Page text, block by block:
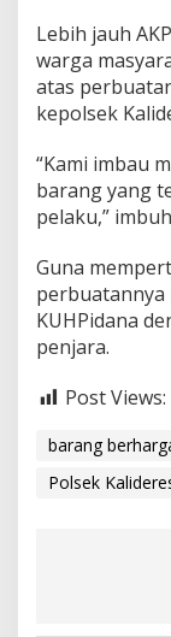
Lebih jauh
warga
atas
kepolsek
“Kami imbau
barang yang
pelaku,”
Guna
perbuatannya
KUHPidana
penjara.
Post Views:
barang
Polsek